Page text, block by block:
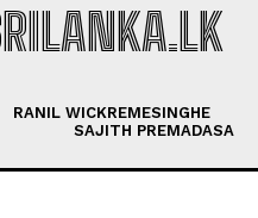
RANIL WICKREMESINGHE
SAJITH PREMADASA